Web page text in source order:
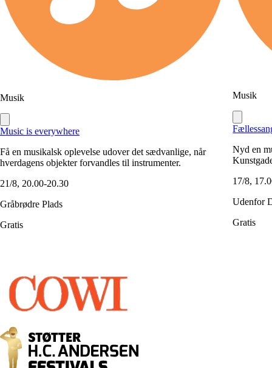
Musik
Music is everywhere
Få en musikalsk oplevelse udover det sædvanlige, når
hverdagens objekter forvandles til instrumenter.
21/8, 20.00-20.30
Gråbrødre Plads
Gratis
Musik
Nyd en
17/8,
Udenfor
Gratis